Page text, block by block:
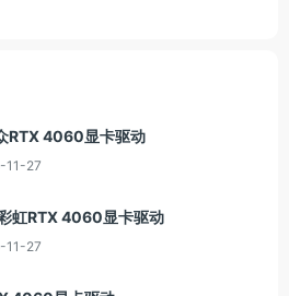
RTX 4060显卡驱动
11-27
虹RTX 4060显卡驱动
11-27